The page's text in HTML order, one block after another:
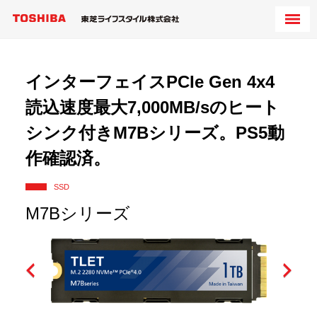
インターフェイスPCIe Gen 4x4
読込速度最大7,000MB/sのヒート
シンク付きM7Bシリーズ。PS5動
作確認済。
SSD
M7Bシリーズ